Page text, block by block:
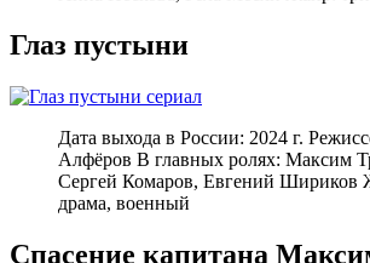
Глаз пустыни
Дата выхода в России: 2024 г.
Алфёров В главных ролях: Максим
Сергей Комаров, Евгений Шириков
драма, военный
Спасение капитана